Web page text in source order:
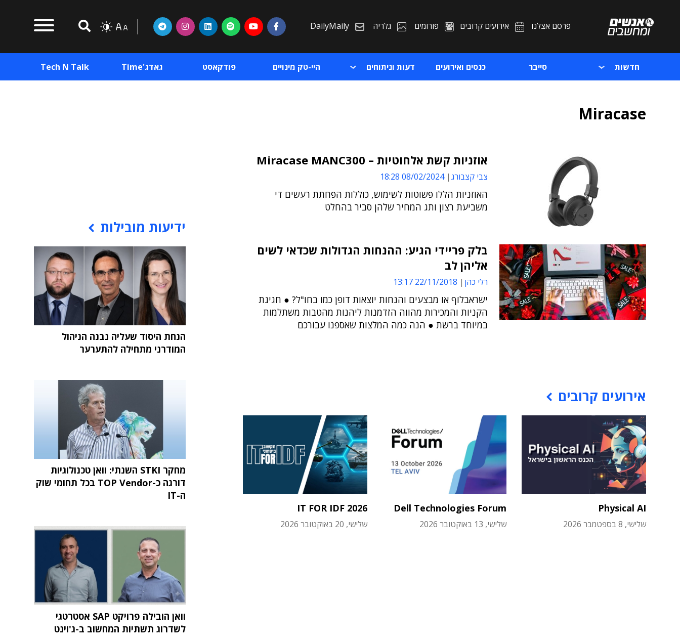
פרסם אצלנו אירועים קרובים פורומים גלריה DailyMaily
חדשות סייבר כנסים ואירועים דעות וניתוחים היי-טק מינויים פודקאסט גאדג'Time Tech N Talk
Miracase
אוזניות קשת אלחוטיות – Miracase MANC300
צבי קצבורג 08/02/2024 18:28
האוזניות הללו פשוטות לשימוש, כוללות הפחתת רעשים די
משביעת רצון ותג המחיר שלהן סביר בהחלט
בלק פריידי הגיע: ההנחות הגדולות שכדאי לשים
אליהן לב
רלי כהן 22/11/2018 13:17
ישראבלוף או מבצעים והנחות יוצאות דופן כמו בחו"ל? ● חגיגת
הקניות והמכירות מהווה הזדמנות ליהנות מהטבות משתלמות
במיוחד ברשת ● הנה כמה המלצות שאספנו עבורכם
אירועים קרובים
Physical AI
שלישי, 8 בספטמבר 2026
Dell Technologies Forum
שלישי, 13 באוקטובר 2026
IT FOR IDF 2026
שלישי, 20 באוקטובר 2026
ידיעות מובילות
הנחת היסוד שעליה נבנה הניהול
המודרני מתחילה להתערער
מחקר STKI השנתי: וואן טכנולוגיות
דורגה כ-TOP Vendor בכל תחומי שוק
ה-IT
וואן הובילה פרויקט SAP אסטרטגי
לשדרוג תשתיות המחשוב ב-ג'וינט